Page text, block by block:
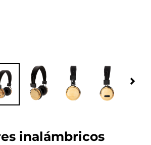
inalámbricos